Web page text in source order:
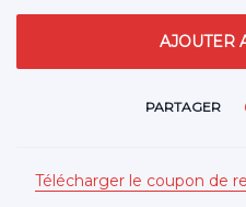
PARTAGER
Télécharger le coupon de